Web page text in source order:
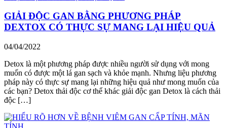
GIẢI ĐỘC GAN BẰNG PHƯƠNG PHÁP
DEXTOX CÓ THỰC SỰ MANG LẠI HIỆU QUẢ
04/04/2022
Detox là một phương pháp được nhiều người sử dụng với mong
muốn có được một lá gan sạch và khỏe mạnh. Nhưng liệu phương
pháp này có thực sự mang lại những hiệu quả như mong muốn của
các bạn? Detox thải độc cơ thể khác giải độc gan Detox là cách thải
độc […]